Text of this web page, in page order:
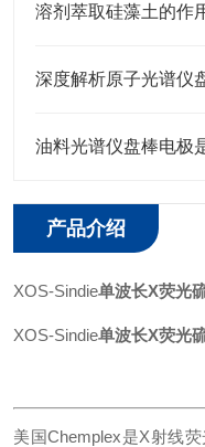
溶剂萃取硅藻土的作
深度解析原子光谱仪
产品介绍
XOS-Sindie单波长X荧光
XOS-Sindie单波长X荧光
美国Chemplex是X射线